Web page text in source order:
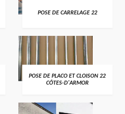
POSE DE CARRELAGE 22
POSE DE PLACO ET CLOISON 22
CÔTES-D'ARMOR